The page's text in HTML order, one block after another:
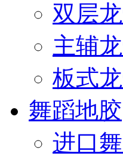
双层
主辅
板式
舞蹈地胶
进口